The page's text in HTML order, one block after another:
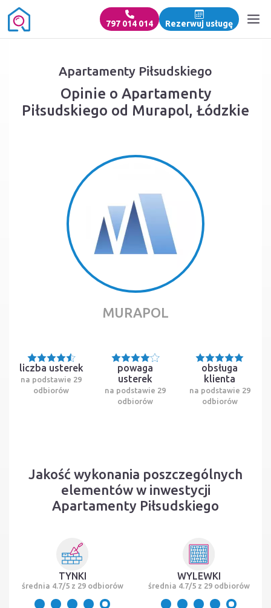
797 014 014 Rezerwuj usługę
Apartamenty Piłsudskiego
Opinie o Apartamenty
Piłsudskiego od Murapol, Łódzkie
MURAPOL
liczba usterek
na podstawie 29
odbiorów
powaga
usterek
na podstawie 29
odbiorów
obsługa
klienta
na podstawie 29
odbiorów
Jakość wykonania poszczególnych
elementów w inwestycji
Apartamenty Piłsudskiego
TYNKI
średnia 4.7/5 z 29 odbiorów
WYLEWKI
średnia 4.7/5 z 29 odbiorów